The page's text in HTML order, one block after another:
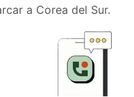
a Corea del Sur.